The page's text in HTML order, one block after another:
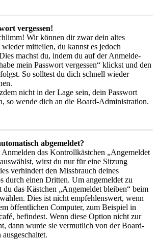
vergessen!
Wir können dir zwar dein altes
mitteilen, du kannst es jedoch
machst du, indem du auf der Anmelde-
mein Passwort vergessen“ klickst und den
So solltest du dich schnell wieder
nicht in der Lage sein, dein Passwort
so wende dich an die Board-Administration.
abgemeldet?
das Kontrollkästchen „Angemeldet
wirst du nur für eine Sitzung
verhindert den Missbrauch deines
durch einen Dritten. Um angemeldet zu
du das Kästchen „Angemeldet bleiben“ beim
Dies ist nicht empfehlenswert, wenn
öffentlichen Computer, zum Beispiel in
befindest. Wenn diese Option nicht zur
dann wurde sie vermutlich von der Board-